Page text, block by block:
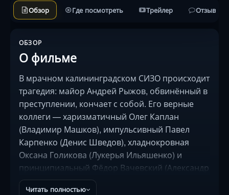
Обзор Где посмотреть Трейлер Отзывы
ОБЗОР
О фильме
В мрачном калининградском СИЗО происходит
трагедия: майор Андрей Рыжов, обвинённый в
преступлении, кончает с собой. Его верные
коллеги — харизматичный Олег Каплан
(Владимир Машков), импульсивный Павел
Карпенко (Денис Шведов), хладнокровная
Оксана Голикова (Лукерья Ильяшенко) и
принципиальный Фёдор Вачевский (Александр
Паль) — бросают вызов системе. Расследуя
Читать полностью